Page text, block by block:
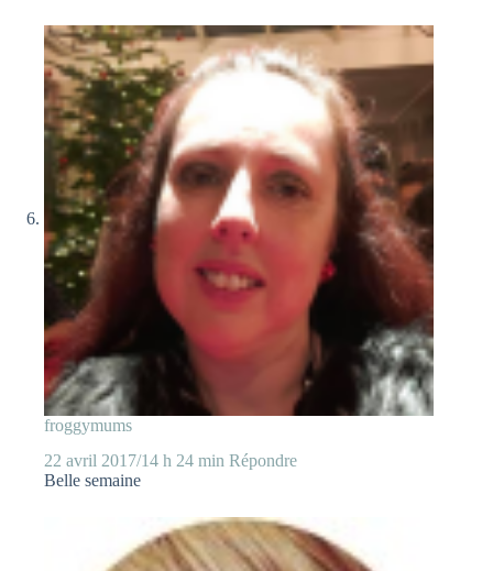
froggymums
22 avril 2017/14 h 24 min Répondre
Belle semaine